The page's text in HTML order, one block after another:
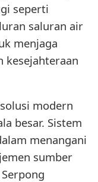
seperti
saluran air
menjaga
kesejahteraan
modern
besar. Sistem
menangani
sumber